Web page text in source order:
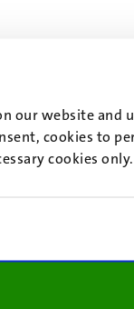
our website and
cookies to
cookies